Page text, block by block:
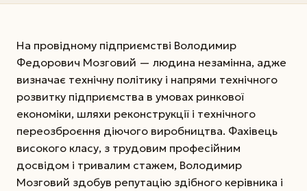
На провідному підприємстві Володимир
Федорович Мозговий — людина незамінна, адже
визначає технічну політику і напрями технічного
розвитку підприємства в умовах ринкової
економіки, шляхи реконструкції і технічного
переозброєння діючого виробництва. Фахівець
високого класу, з трудовим професійним
досвідом і тривалим стажем, Володимир
Мозговий здобув репутацію здібного керівника і